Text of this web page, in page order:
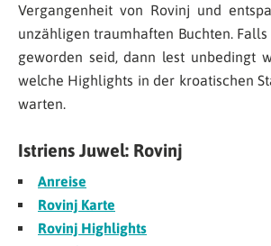
Vergangenheit von Rovinj und
unzähligen traumhaften Buchten.
geworden seid, dann lest unbedingt
welche Highlights in der kroatischen
warten.
Istriens Juwel: Rovinj
Anreise
Rovinj Karte
Rovinj Highlights